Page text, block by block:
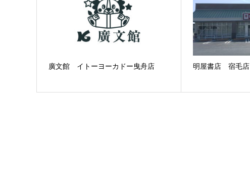
廣文館 イトーヨーカドー曳舟店 明屋書店 宿毛店